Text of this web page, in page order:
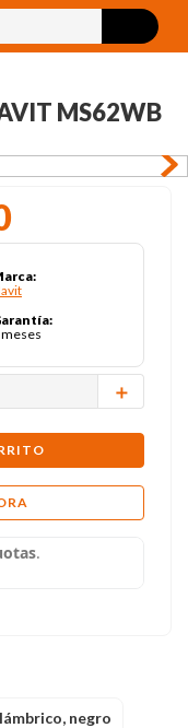
MS62WB
:
:
meses
＋
negro